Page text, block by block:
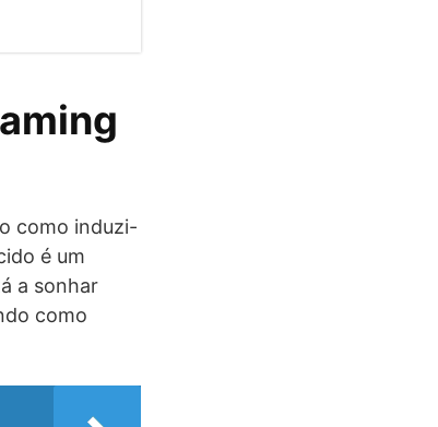
como induzi-
é um
a sonhar
como